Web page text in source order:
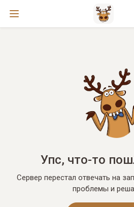
Упс, что-то
Сервер перестал отвечать на
проблемы и